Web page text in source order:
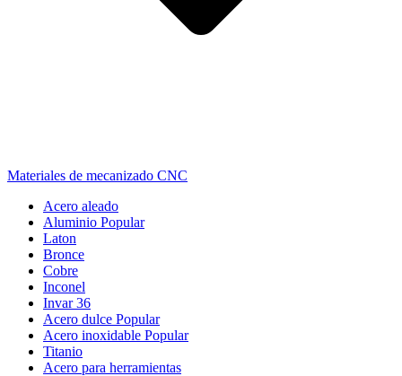
Materiales de mecanizado CNC
Acero aleado
Aluminio Popular
Laton
Bronce
Cobre
Inconel
Invar 36
Acero dulce Popular
Acero inoxidable Popular
Titanio
Acero para herramientas